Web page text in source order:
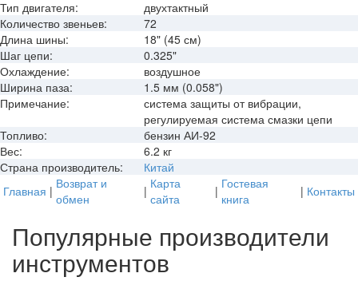
Тип двигателя:
двухтактный
Количество звеньев:
72
Длина шины:
18" (45 см)
Шаг цепи:
0.325"
Охлаждение:
воздушное
Ширина паза:
1.5 мм (0.058")
Примечание:
система защиты от вибрации,
регулируемая система смазки цепи
Топливо:
бензин АИ-92
Вес:
6.2 кг
Страна производитель:
Китай
Главная | Возврат и
обмен
| Карта
сайта
| Гостевая
книга
| Контакты
Популярные производители
инструментов